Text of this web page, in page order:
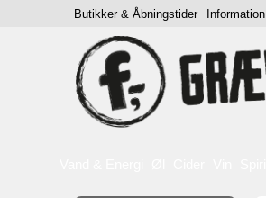
Butikker & Åbningstider Information